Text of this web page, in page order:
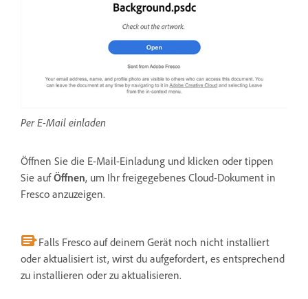
Per E-Mail einladen
Öffnen Sie die E-Mail-Einladung und klicken oder tippen
Sie aufÖffnen, um Ihr freigegebenes Cloud-Dokument in
Fresco anzuzeigen.
Falls Fresco auf deinem Gerät noch nicht installiert
oder aktualisiert ist, wirst du aufgefordert, es entsprechend
zu installieren oder zu aktualisieren.